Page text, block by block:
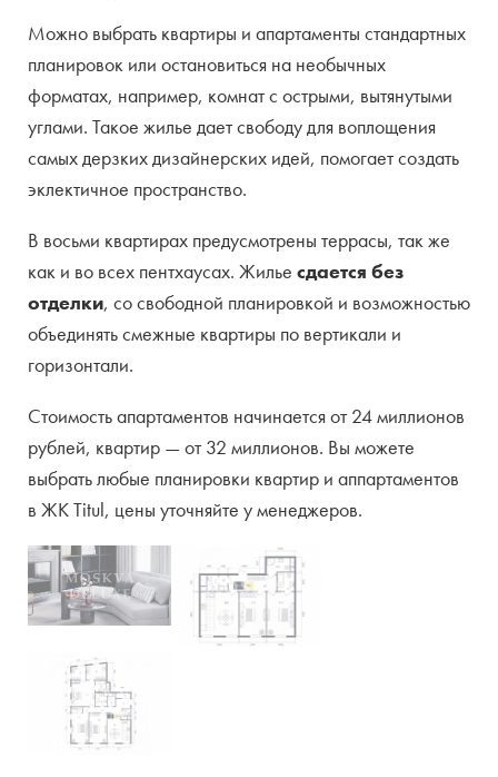
Можно выбрать квартиры и апартаменты стандартных
планировок или остановиться на необычных
форматах, например, комнат с острыми, вытянутыми
углами. Такое жилье дает свободу для воплощения
самых дерзких дизайнерских идей, помогает создать
эклектичное пространство.
В восьми квартирах предусмотрены террасы, так же
как и во всех пентхаусах. Жилье сдается без
отделки, со свободной планировкой и возможностью
объединять смежные квартиры по вертикали и
горизонтали.
Стоимость апартаментов начинается от 24 миллионов
рублей, квартир — от 32 миллионов. Вы можете
выбрать любые планировки квартир и аппартаментов
в ЖК Titul, цены уточняйте у менеджеров.